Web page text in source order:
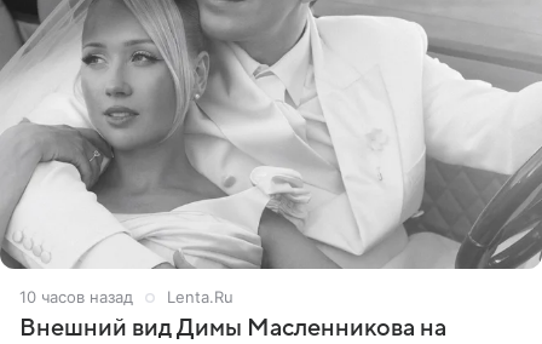
10 часов назад Lenta.Ru
Внешний вид Димы Масленникова на